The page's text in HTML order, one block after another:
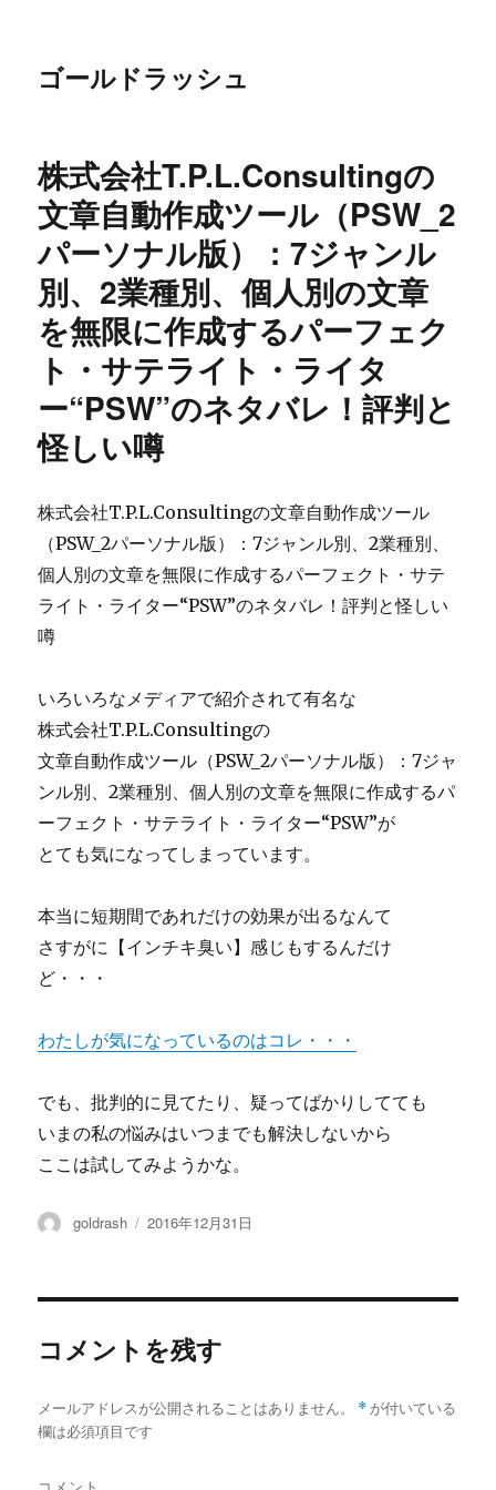
ゴールドラッシュ
株式会社T.P.L.Consultingの
文章自動作成ツール（PSW_2
パーソナル版）：7ジャンル
別、2業種別、個人別の文章
を無限に作成するパーフェク
ト・サテライト・ライタ
ー“PSW”のネタバレ！評判と
怪しい噂
株式会社T.P.L.Consultingの文章自動作成ツール
（PSW_2パーソナル版）：7ジャンル別、2業種別、
個人別の文章を無限に作成するパーフェクト・サテ
ライト・ライター“PSW”のネタバレ！評判と怪しい
噂
いろいろなメディアで紹介されて有名な
株式会社T.P.L.Consultingの
文章自動作成ツール（PSW_2パーソナル版）：7ジャ
ンル別、2業種別、個人別の文章を無限に作成するパ
ーフェクト・サテライト・ライター“PSW”が
とても気になってしまっています。
本当に短期間であれだけの効果が出るなんて
さすがに【インチキ臭い】感じもするんだけ
ど・・・
わたしが気になっているのはコレ・・・
でも、批判的に見てたり、疑ってばかりしてても
いまの私の悩みはいつまでも解決しないから
ここは試してみようかな。
投
goldrash
投
2016年12月31日
コメントを残す
メールアドレスが公開されることはありません。 * が付いている
欄は必須項目です